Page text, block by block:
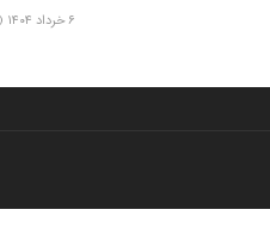
۶ خرداد ۱۴۰۴